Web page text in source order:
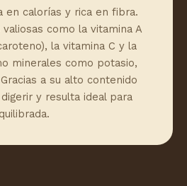
en calorías y rica en fibra.
como la vitamina A
la vitamina C y la
minerales como potasio,
a su alto contenido
y resulta ideal para